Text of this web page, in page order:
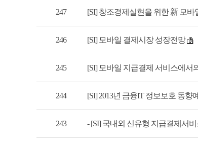
247 [SI] 창조경제실현을 위한 新 모
246 [SI] 모바일 결제시장 성장전망
245 [SI] 모바일 지급결제 서비스에서
244 [SI] 2013년 금융IT 정보보호 동향
243 - [SI] 국내외 신유형 지급결제서